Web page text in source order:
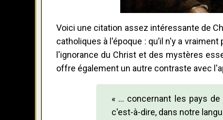
Voici une citation assez intéressante de
catholiques à l'époque : qu’il n'y a
l'ignorance du Christ et des mystères
offre également un autre contraste avec
« ... concernant les pays
c'est-à-dire, dans notre